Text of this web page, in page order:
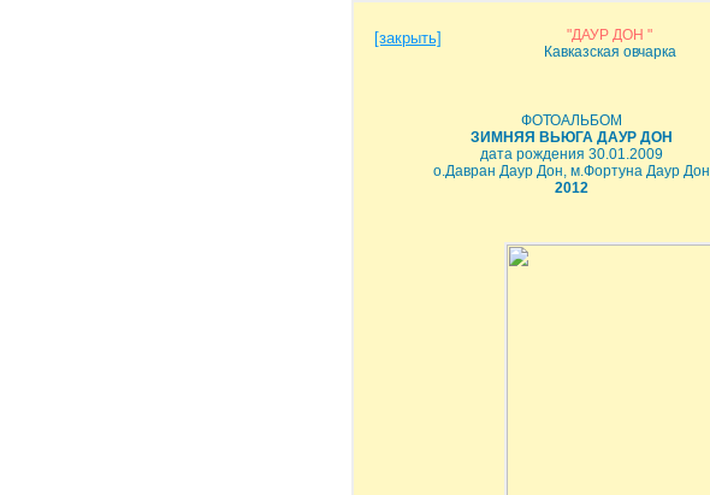
[закрыть]
"ДАУР ДОН "
Кавказская овчарка
ФОТОАЛЬБОМ
ЗИМНЯЯ ВЬЮГА ДАУР ДОН
дата рождения 30.01.2009
о.Давран Даур Дон, м.Фортуна Даур Дон
2012